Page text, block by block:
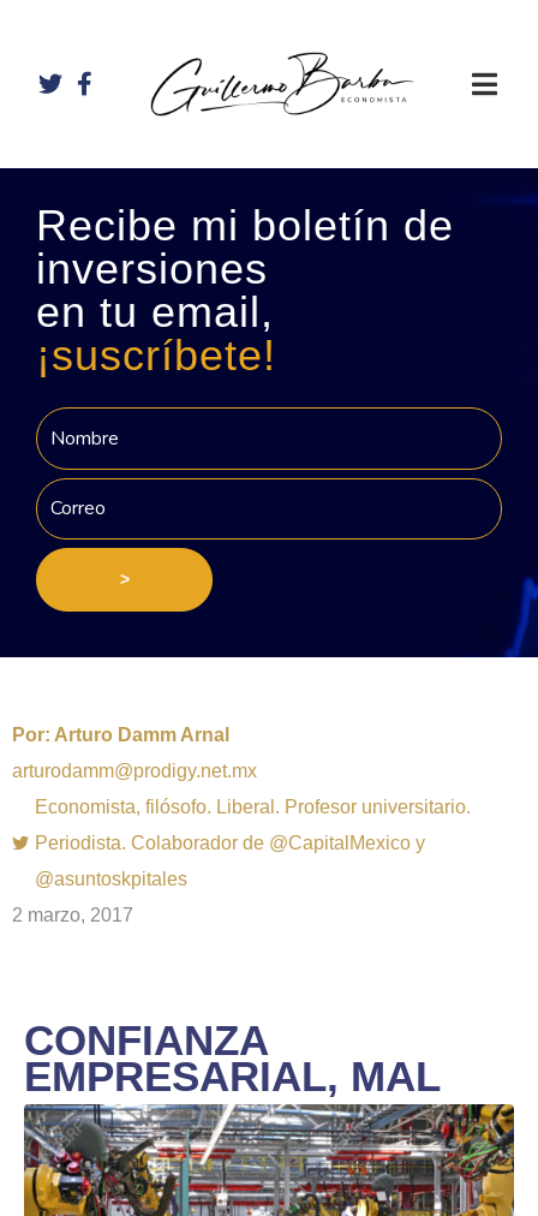
Recibe mi boletín de
inversiones
en tu email,
¡suscríbete!
>
Por: Arturo Damm Arnal
arturodamm@prodigy.net.mx
Economista, filósofo. Liberal. Profesor universitario.
Periodista. Colaborador de @CapitalMexico y
@asuntoskpitales
2 marzo, 2017
CONFIANZA
EMPRESARIAL, MAL